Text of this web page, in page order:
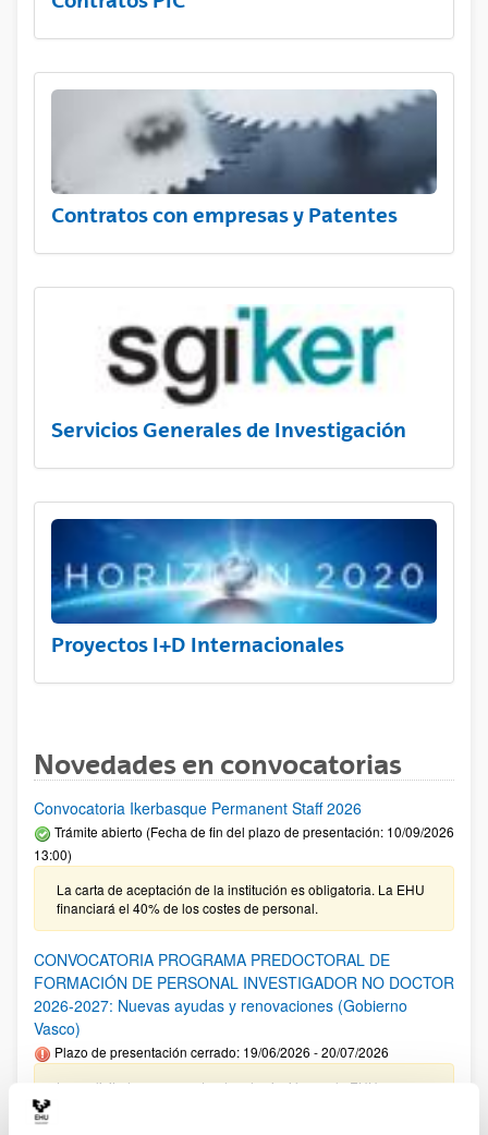
Contratos con empresas y Patentes
Servicios Generales de Investigación
Proyectos I+D Internacionales
Novedades en convocatorias
Convocatoria Ikerbasque Permanent Staff 2026
Trámite abierto (Fecha de fin del plazo de presentación: 10/09/2026
13:00)
La carta de aceptación de la institución es obligatoria. La EHU
financiará el 40% de los costes de personal.
CONVOCATORIA PROGRAMA PREDOCTORAL DE
FORMACIÓN DE PERSONAL INVESTIGADOR NO DOCTOR
2026-2027: Nuevas ayudas y renovaciones (Gobierno
Vasco)
Plazo de presentación cerrado: 19/06/2026 - 20/07/2026
Las solicitudes cuyo centro de adscripción sea la EHU no